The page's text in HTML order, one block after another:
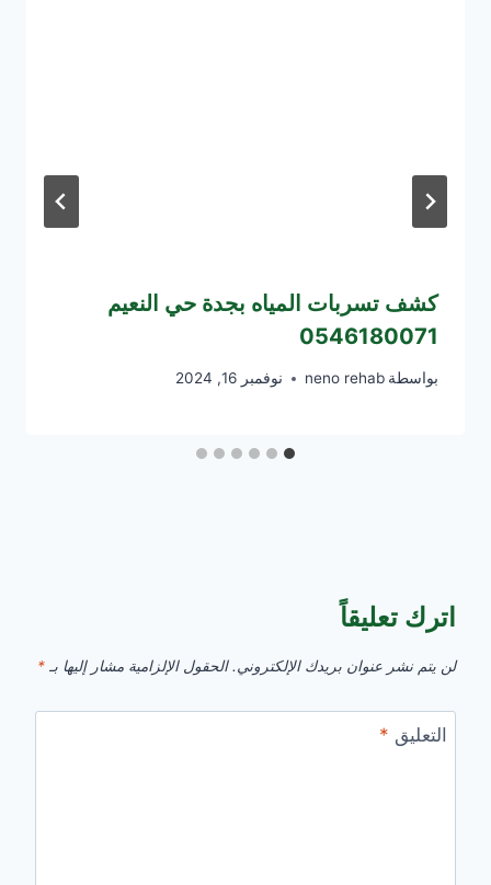
كشف تسربات المياه بجدة حي النعيم
0546180071
بواسطة neno rehab نوفمبر 16, 2024
اترك تعليقاً
لن يتم نشر عنوان بريدك الإلكتروني. الحقول الإلزامية مشار إليها بـ *
التعليق *